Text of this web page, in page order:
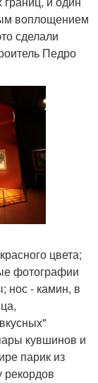
воплощением
сделали
Педро
цвета;
фотографии
нос - камин, в
кувшинов и
парик из
рекордов